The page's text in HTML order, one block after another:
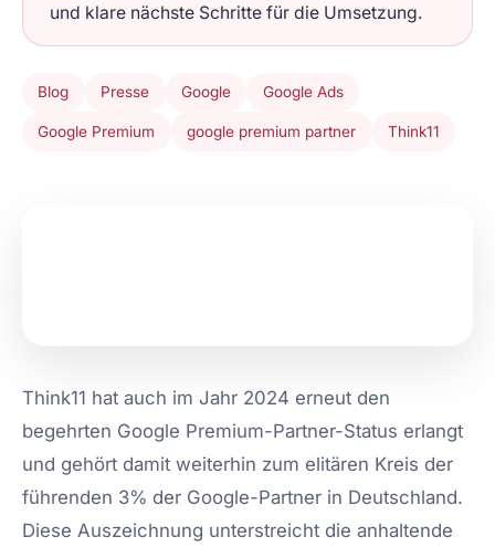
und klare nächste Schritte für die Umsetzung.
Blog Presse Google Google Ads
Google Premium google premium partner Think11
Think11 hat auch im Jahr 2024 erneut den
begehrten Google Premium-Partner-Status erlangt
und gehört damit weiterhin zum elitären Kreis der
führenden 3% der Google-Partner in Deutschland.
Diese Auszeichnung unterstreicht die anhaltende